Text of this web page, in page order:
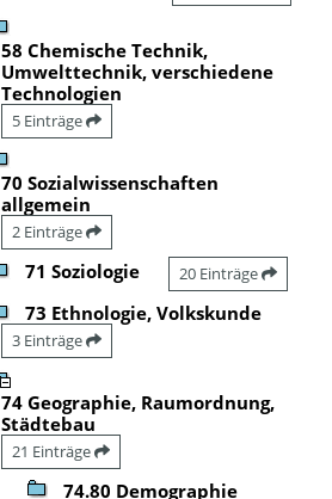
58 Chemische Technik,
Umwelttechnik, verschiedene
Technologien
5 Einträge
70 Sozialwissenschaften
allgemein
2 Einträge
71 Soziologie 20 Einträge
73 Ethnologie, Volkskunde
3 Einträge
74 Geographie, Raumordnung,
Städtebau
21 Einträge
74.80 Demographie